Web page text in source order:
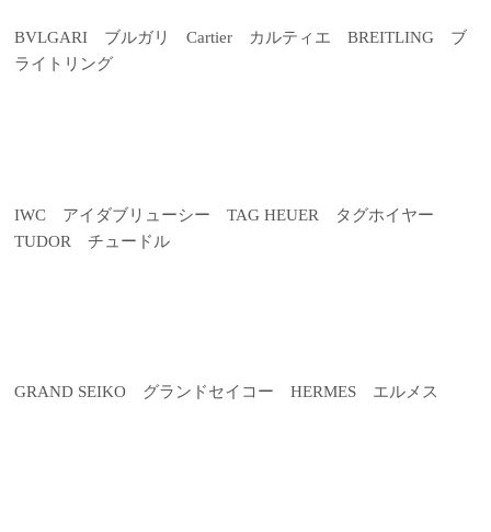
BVLGARI ブルガリ Cartier カルティエ BREITLING ブ
ライトリング
IWC アイダブリューシー TAG HEUER タグホイヤー
TUDOR チュードル
GRAND SEIKO グランドセイコー HERMES エルメス